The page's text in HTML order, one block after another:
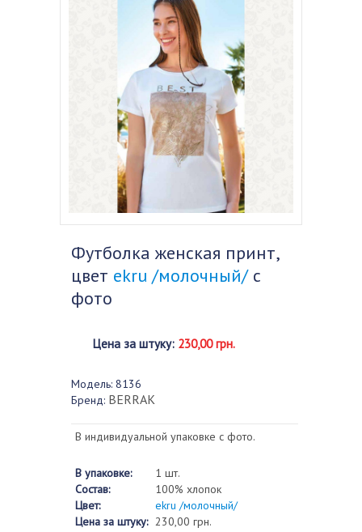
Футболка женская принт,
цвет ekru /молочный/с
фото
Цена за штуку: 230,00 грн.
Модель: 8136
Бренд: BERRAK
В индивидуальной упаковке с фото.
В упаковке:
1 шт.
Состав:
100% хлопок
Цвет:
ekru /молочный/
Цена за штуку: 230,00 грн.